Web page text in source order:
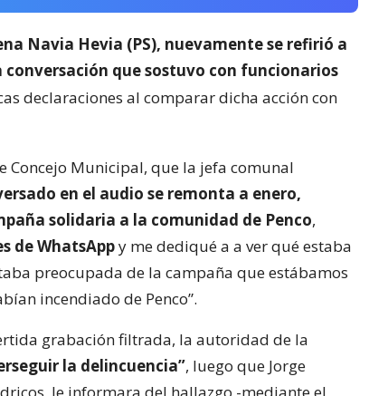
Navia Hevia (PS), nuevamente se refirió a
que sostuvo con funcionarios
declaraciones al comparar dicha acción con
Concejo Municipal, que la jefa comunal
en el audio se remonta a enero,
solidaria a la comunidad de Penco,
de WhatsAppy me dediqué a a ver qué estaba
preocupada de la campaña que estábamos
incendiado de Penco”.
grabación filtrada, la autoridad de la
la delincuencia”, luego que Jorge
le informara del hallazgo -mediante el